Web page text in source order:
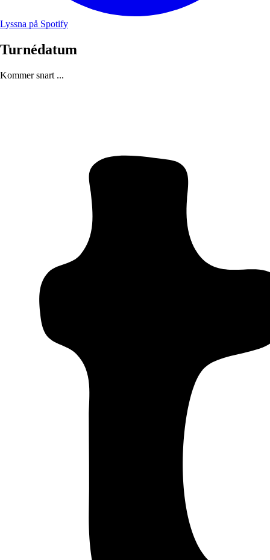
Lyssna på Spotify
Turnédatum
Kommer snart ...